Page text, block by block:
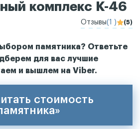
комплекс К-46
Отзывы(1 ) (5)
памятника? Ответьте
для вас лучшие
и вышлем на Viber.
стоимость